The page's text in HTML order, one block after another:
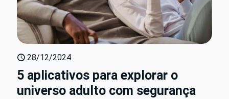
28/12/2024
5 aplicativos para explorar o
universo adulto com segurança